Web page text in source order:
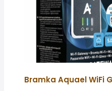
Bramka Aquael WiFi